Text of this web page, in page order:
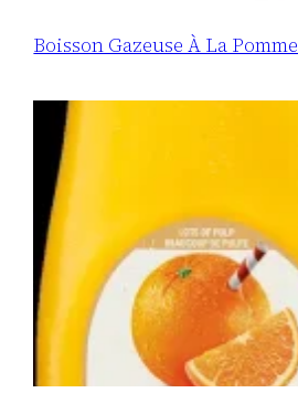
Boisson Gazeuse À La Pomme